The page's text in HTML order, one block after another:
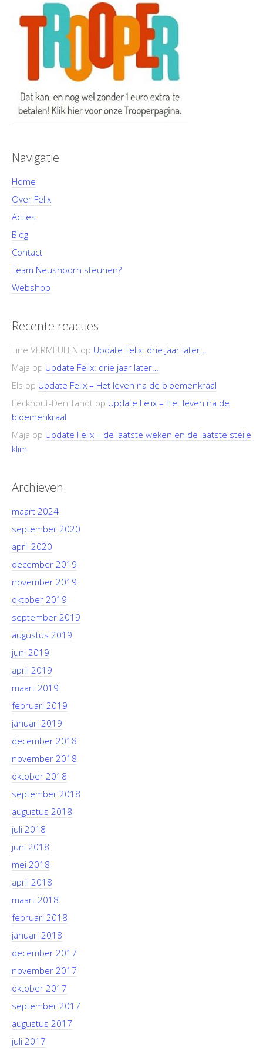
Navigatie
Home
Over Felix
Acties
Blog
Contact
Team Neushoorn steunen?
Webshop
Recente reacties
Tine VERMEULEN op Update Felix: drie jaar later…
Maja op Update Felix: drie jaar later…
Els op Update Felix – Het leven na de bloemenkraal
Eeckhout-Den Tandt op Update Felix – Het leven na de
bloemenkraal
Maja op Update Felix – de laatste weken en de laatste steile
klim
Archieven
maart 2024
september 2020
april 2020
december 2019
november 2019
oktober 2019
september 2019
augustus 2019
juni 2019
april 2019
maart 2019
februari 2019
januari 2019
december 2018
november 2018
oktober 2018
september 2018
augustus 2018
juli 2018
juni 2018
mei 2018
april 2018
maart 2018
februari 2018
januari 2018
december 2017
november 2017
oktober 2017
september 2017
augustus 2017
juli 2017